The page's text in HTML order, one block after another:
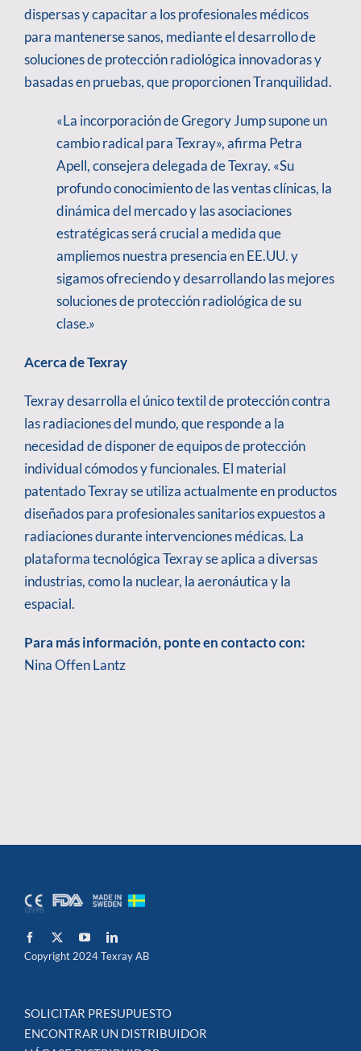
dispersas y capacitar a los profesionales médicos
para mantenerse sanos, mediante el desarrollo de
soluciones de protección radiológica innovadoras y
basadas en pruebas, que proporcionen Tranquilidad.
«La incorporación de Gregory Jump supone un
cambio radical para Texray», afirma Petra
Apell, consejera delegada de Texray. «Su
profundo conocimiento de las ventas clínicas, la
dinámica del mercado y las asociaciones
estratégicas será crucial a medida que
ampliemos nuestra presencia en EE.UU. y
sigamos ofreciendo y desarrollando las mejores
soluciones de protección radiológica de su
clase.»
Acerca de Texray
Texray desarrolla el único textil de protección contra
las radiaciones del mundo, que responde a la
necesidad de disponer de equipos de protección
individual cómodos y funcionales. El material
patentado Texray se utiliza actualmente en productos
diseñados para profesionales sanitarios expuestos a
radiaciones durante intervenciones médicas. La
plataforma tecnológica Texray se aplica a diversas
industrias, como la nuclear, la aeronáutica y la
espacial.
Para más información, ponte en contacto con:
Nina Offen Lantz
Copyright 2024 Texray AB
SOLICITAR PRESUPUESTO
ENCONTRAR UN DISTRIBUIDOR